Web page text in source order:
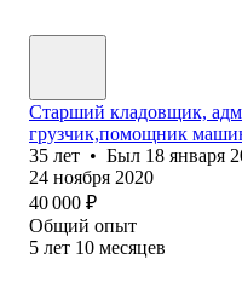
Старший кладовщик,
грузчик,помощник
35 лет • Был 18 января
24 ноября 2020
40 000 ₽
Общий опыт
5 лет 10 месяцев